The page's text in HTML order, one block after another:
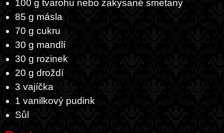
100 g tvarohu nebo zakysané smetany
85 g másla
70 g cukru
30 g mandlí
30 g rozinek
20 g droždí
3 vajíčka
1 vanilkový pudink
Sůl